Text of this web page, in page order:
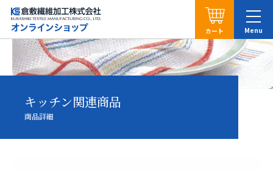
カート
キッチン関連商品
商品詳細